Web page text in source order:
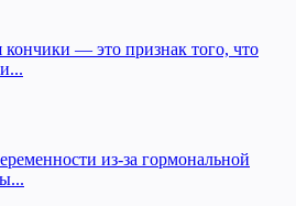
— это признак того, что
из-за гормональной